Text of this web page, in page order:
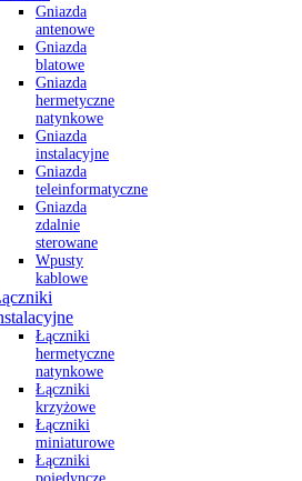
Gniazda
antenowe
Gniazda
blatowe
Gniazda
hermetyczne
natynkowe
Gniazda
instalacyjne
Gniazda
teleinformatyczne
Gniazda
zdalnie
sterowane
Wpusty
kablowe
Łączniki
hermetyczne
natynkowe
Łączniki
krzyżowe
Łączniki
miniaturowe
Łączniki